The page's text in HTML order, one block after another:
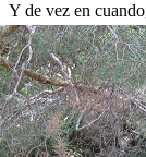
Y de vez en